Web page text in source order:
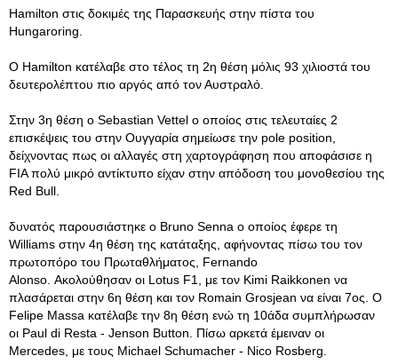
Hamilton στις δοκιμές της Παρασκευής στην πίστα του
Hungaroring.
Ο Hamilton κατέλαβε στο τέλος τη 2η θέση μόλις 93 χιλιοστά του
δευτερολέπτου πιο αργός από τον Αυστραλό.
Στην 3η θέση ο Sebastian Vettel ο οποίος στις τελευταίες 2
επισκέψεις του στην Ουγγαρία σημείωσε την pole position,
δείχνοντας πως οι αλλαγές στη χαρτογράφηση που αποφάσισε η
FIA πολύ μικρό αντίκτυπο είχαν στην απόδοση του μονοθεσίου της
Red Bull.
δυνατός παρουσιάστηκε ο Bruno Senna ο οποίος έφερε τη
Williams στην 4η θέση της κατάταξης, αφήνοντας πίσω του τον
πρωτοπόρο του Πρωταθλήματος, Fernando
Alonso. Ακολούθησαν οι Lotus F1, με τον Kimi Raikkonen να
πλασάρεται στην 6η θέση και τον Romain Grosjean να είναι 7ος. O
Felipe Massa κατέλαβε την 8η θέση ενώ τη 10άδα συμπλήρωσαν
οι Paul di Resta - Jenson Button. Πίσω αρκετά έμειναν οι
Mercedes, με τους Michael Schumacher - Nico Rosberg.